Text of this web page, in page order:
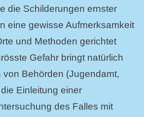
die Schilderungen ernster
eine gewisse Aufmerksamkeit
und Methoden gerichtet
Gefahr bringt natürlich
Behörden (Jugendamt,
Einleitung einer
des Falles mit